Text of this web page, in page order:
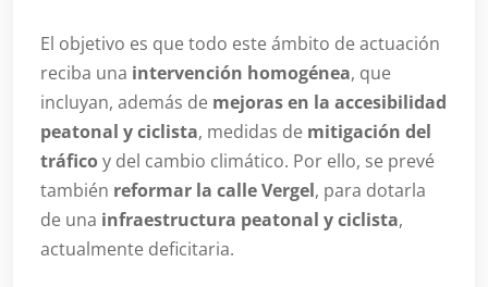
El objetivo es que todo este ámbito de actuación
reciba una intervención homogénea, que
incluyan, además de mejoras en la accesibilidad
peatonal y ciclista, medidas de mitigación del
tráficoy del cambio climático. Por ello, se prevé
también reformar la calle Vergel, para dotarla
de una infraestructura peatonal y ciclista,
actualmente deficitaria.